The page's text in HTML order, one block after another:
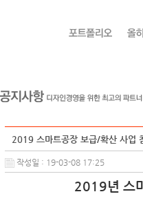
2019 스마트공장 보급/확산 사업
작성일 : 19-03-08 17:25
2019년 스